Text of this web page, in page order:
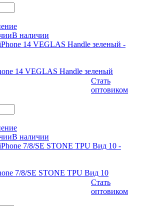
В наличии
14 VEGLAS Handle зеленый
Стать
оптовиком
В наличии
7/8/SE STONE TPU Вид 10
Стать
оптовиком